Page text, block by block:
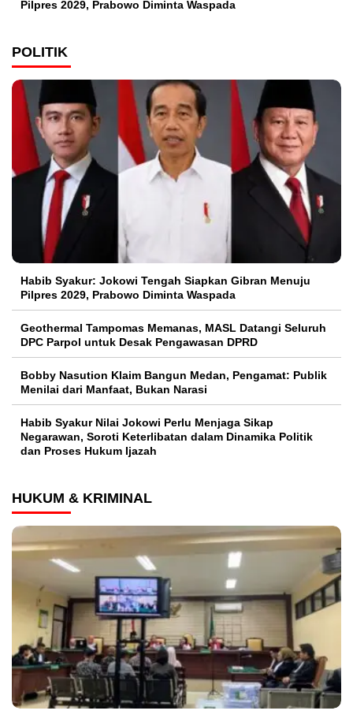
Pilpres 2029, Prabowo Diminta Waspada
POLITIK
Habib Syakur: Jokowi Tengah Siapkan Gibran Menuju
Pilpres 2029, Prabowo Diminta Waspada
Geothermal Tampomas Memanas, MASL Datangi Seluruh
DPC Parpol untuk Desak Pengawasan DPRD
Bobby Nasution Klaim Bangun Medan, Pengamat: Publik
Menilai dari Manfaat, Bukan Narasi
Habib Syakur Nilai Jokowi Perlu Menjaga Sikap
Negarawan, Soroti Keterlibatan dalam Dinamika Politik
dan Proses Hukum Ijazah
HUKUM & KRIMINAL